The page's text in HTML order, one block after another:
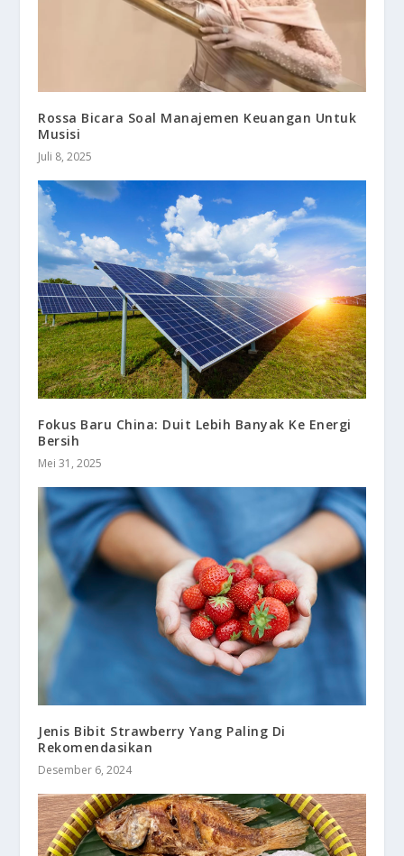
Rossa Bicara Soal Manajemen Keuangan Untuk
Musisi
Juli 8, 2025
Fokus Baru China: Duit Lebih Banyak Ke Energi
Bersih
Mei 31, 2025
Jenis Bibit Strawberry Yang Paling Di
Rekomendasikan
Desember 6, 2024